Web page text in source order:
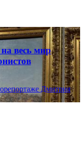
весь мир
Дмитрия